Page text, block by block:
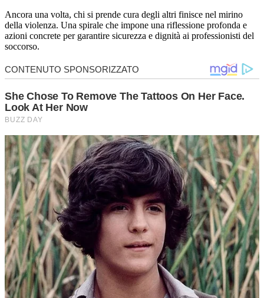
Ancora una volta, chi si prende cura degli altri finisce nel mirino
della violenza. Una spirale che impone una riflessione profonda e
azioni concrete per garantire sicurezza e dignità ai professionisti del
soccorso.